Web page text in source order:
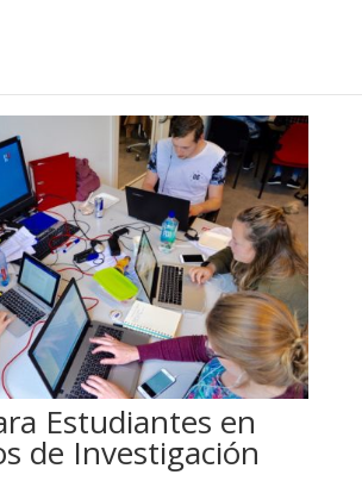
Estudiantes en
de Investigación